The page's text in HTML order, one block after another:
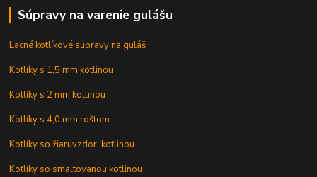
Súpravy na varenie gulášu
Lacné kotlíkové súpravy na guláš
Kotlíky s 1,5 mm kotlinou
Kotlíky s 2 mm kotlinou
Kotlíky s 4,0 mm roštom
Kotlíky so žiaruvzdor. kotlinou
Kotlíky so smaltovanou kotlinou